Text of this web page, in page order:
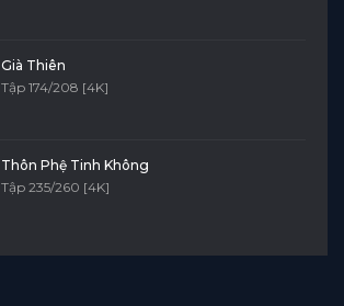
Già Thiên
Tập 174/208 [4K]
Thôn Phệ Tinh Không
Tập 235/260 [4K]